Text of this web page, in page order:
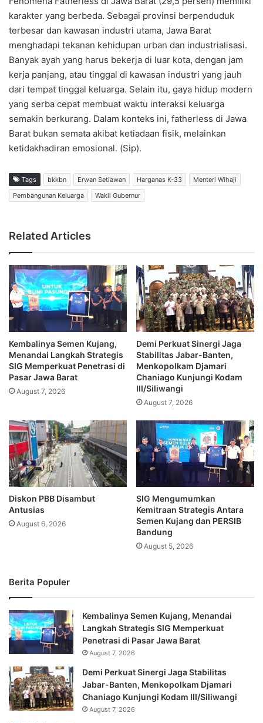
karakter yang berbeda. Sebagai provinsi berpenduduk
terbesar dan kawasan industri utama, Jawa Barat
menghadapi tekanan kehidupan urban dan industrialisasi.
Banyak ayah yang harus bekerja di luar kota, dengan jam
kerja panjang, atau tinggal di kawasan industri yang jauh
dari tempat tinggal keluarga. Selain itu, gaya hidup modern
yang serba cepat membuat waktu interaksi keluarga
semakin berkurang. Dalam konteks ini, fatherless di Jawa
Barat bukan semata akibat ketiadaan fisik, melainkan
ketidakhadiran emosional. (Sip).
Tags bkkbn Erwan Setiawan Harganas K-33
Menteri Wihaji
Pembangunan Keluarga
Wakil Gubernur
Related Articles
Kembalinya Semen Kujang,
Menandai Langkah Strategis
SIG Memperkuat Penetrasi di
Pasar Jawa Barat
August 7, 2026
Demi Perkuat Sinergi Jaga
Stabilitas Jabar-Banten,
Menkopolkam Djamari
Chaniago Kunjungi Kodam
III/Siliwangi
August 7, 2026
Diskon PBB Disambut
Antusias
August 6, 2026
SIG Mengumumkan
Kemitraan Strategis Antara
Semen Kujang dan PERSIB
Bandung
August 5, 2026
Berita Populer
Kembalinya Semen Kujang, Menandai
Langkah Strategis SIG Memperkuat
Penetrasi di Pasar Jawa Barat
August 7, 2026
Demi Perkuat Sinergi Jaga Stabilitas
Jabar-Banten, Menkopolkam Djamari
Chaniago Kunjungi Kodam III/Siliwangi
August 7, 2026